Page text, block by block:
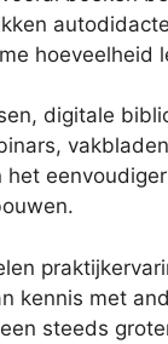
hoeveelheid
digitale
het
kennis met
steeds